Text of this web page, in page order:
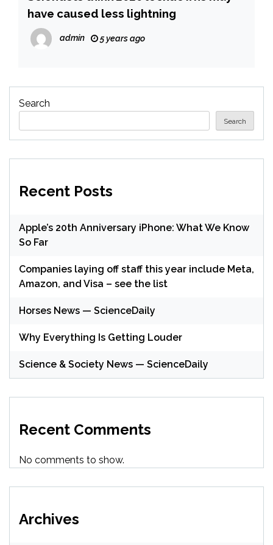
have caused less lightning
admin 5 years ago
Search
Search
Recent Posts
Apple’s 20th Anniversary iPhone: What We Know
So Far
Companies laying off staff this year include Meta,
Amazon, and Visa – see the list
Horses News — ScienceDaily
Why Everything Is Getting Louder
Science & Society News — ScienceDaily
Recent Comments
No comments to show.
Archives